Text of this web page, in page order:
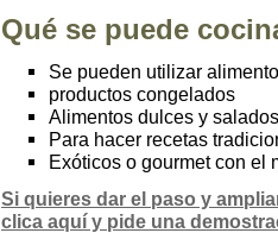
Qué se puede
Se pueden utilizar
productos congelados
Alimentos dulces y salados
Para hacer recetas
Exóticos o gourmet con el
Si quieres dar el paso y
clica aquí y pide una